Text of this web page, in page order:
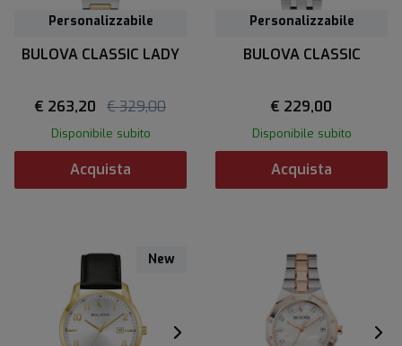
Personalizzabile
BULOVA CLASSIC LADY
€ 263,20 € 329,00
Disponibile subito
Acquista
Personalizzabile
BULOVA CLASSIC
€ 229,00
Disponibile subito
Acquista
New